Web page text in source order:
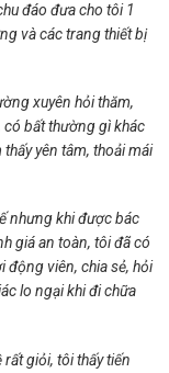
đáo đưa cho tôi 1
và các trang thiết bị
xuyên hỏi thăm,
có bất thường gì khác
yên tâm, thoải mái
nhưng khi được bác
giá an toàn, tôi đã có
động viên, chia sẻ, hỏi
lo ngại khi đi chữa
rất giỏi, tôi thấy tiến